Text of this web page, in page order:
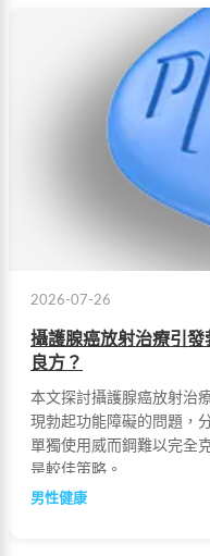
2026-07-26
攝護腺癌放射治療引
良方？
本文探討攝護腺癌放射治
現勃起功能障礙的問題，
單獨使用威而鋼難以完全
是較佳策略。
男性健康